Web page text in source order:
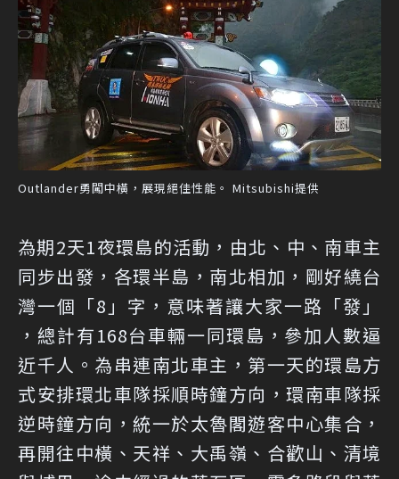
Outlander勇闖中橫，展現絕佳性能。 Mitsubishi提供
為期2天1夜環島的活動，由北、中、南車主
同步出發，各環半島，南北相加，剛好繞台
灣一個「8」字，意味著讓大家一路「發」
，總計有168台車輛一同環島，參加人數逼
近千人。為串連南北車主，第一天的環島方
式安排環北車隊採順時鐘方向，環南車隊採
逆時鐘方向，統一於太魯閣遊客中心集合，
再開往中橫、天祥、大禹嶺、合歡山、清境